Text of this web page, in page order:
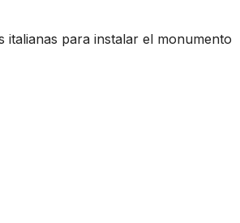
italianas para instalar el monumento